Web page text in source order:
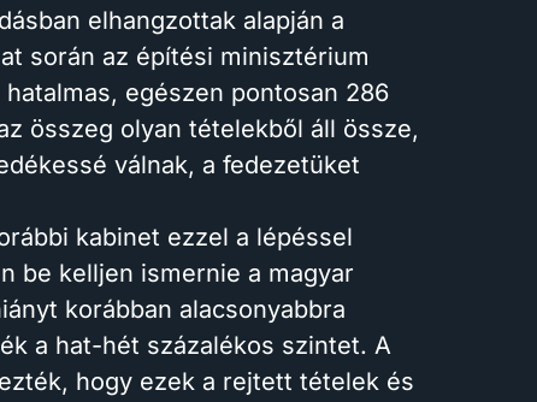
elhangzottak alapján a
során az építési minisztérium
egészen pontosan 286
összeg olyan tételekből áll össze,
válnak, a fedezetüket
kabinet ezzel a lépéssel
be kelljen ismernie a magyar
korábban alacsonyabbra
a hat-hét százalékos szintet. A
hogy ezek a rejtett tételek és